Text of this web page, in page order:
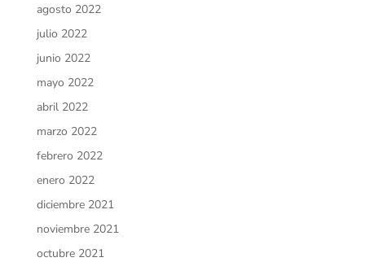
agosto 2022
julio 2022
junio 2022
mayo 2022
abril 2022
marzo 2022
febrero 2022
enero 2022
diciembre 2021
noviembre 2021
octubre 2021